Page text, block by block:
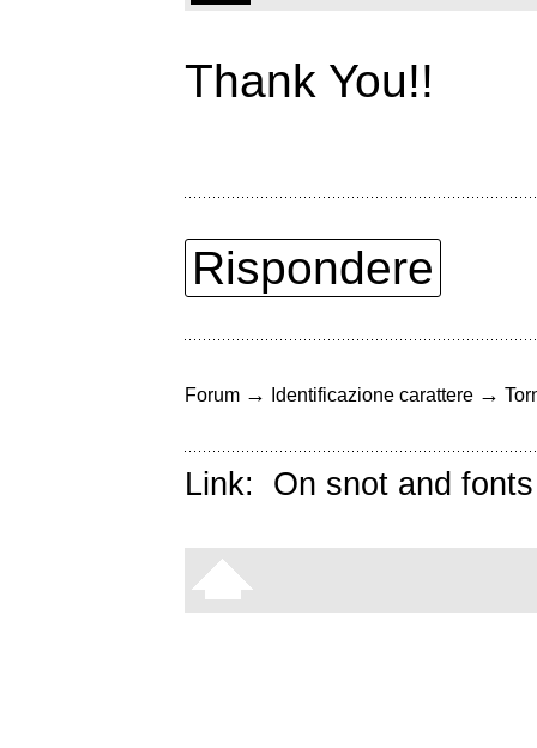
Thank You!!
Rispondere
Forum → Identificazione carattere →
Link: On snot and fonts